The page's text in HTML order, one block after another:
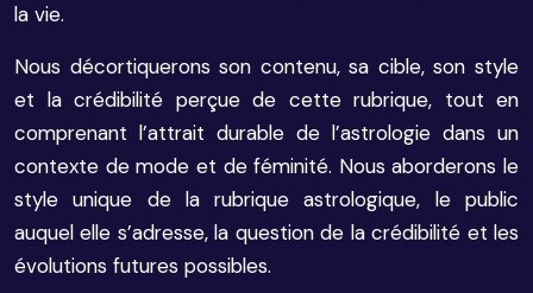
la vie.
Nous décortiquerons son contenu, sa cible, son style
et la crédibilité perçue de cette rubrique, tout en
comprenant l’attrait durable de l’astrologie dans un
contexte de mode et de féminité. Nous aborderons le
style unique de la rubrique astrologique, le public
auquel elle s’adresse, la question de la crédibilité et les
évolutions futures possibles.